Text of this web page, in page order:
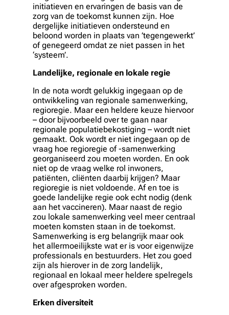
initiatieven en ervaringen de basis van de
zorg van de toekomst kunnen zijn. Hoe
dergelijke initiatieven ondersteund en
beloond worden in plaats van ’tegengewerkt’
of genegeerd omdat ze niet passen in het
‘systeem’.
Landelijke, regionale en lokale regie
In de nota wordt gelukkig ingegaan op de
ontwikkeling van regionale samenwerking,
regioregie. Maar een heldere keuze hiervoor
– door bijvoorbeeld over te gaan naar
regionale populatiebekostiging – wordt niet
gemaakt. Ook wordt er niet ingegaan op de
vraag hoe regioregie of -samenwerking
georganiseerd zou moeten worden. En ook
niet op de vraag welke rol inwoners,
patiënten, cliënten daarbij krijgen? Maar
regioregie is niet voldoende. Af en toe is
goede landelijke regie ook echt nodig (denk
aan het vaccineren). Maar naast de regio
zou lokale samenwerking veel meer centraal
moeten komsten staan in de toekomst.
Samenwerking is erg belangrijk maar ook
het allermoeilijkste wat er is voor eigenwijze
professionals en bestuurders. Het zou goed
zijn als hierover in de zorg landelijk,
regionaal en lokaal meer heldere spelregels
over afgesproken worden.
Erken diversiteit